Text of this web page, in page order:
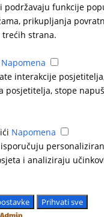
podržavaju funkcije
prikupljanja
trećih strana.
Napomena
interakcije
posjetitelja, stope
Napomena
i analiziraju
Prihvati sve